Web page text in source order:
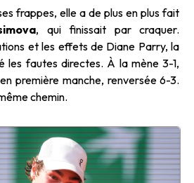
frappes, elle a de plus en plus fait
, qui finissait par craquer.
et les effets de Diane Parry, la
les fautes directes. À la mène 3-1,
première manche, renversée 6-3.
chemin.